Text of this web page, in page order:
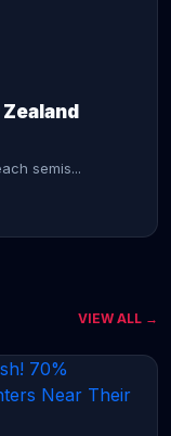
semis...
VIEW ALL →